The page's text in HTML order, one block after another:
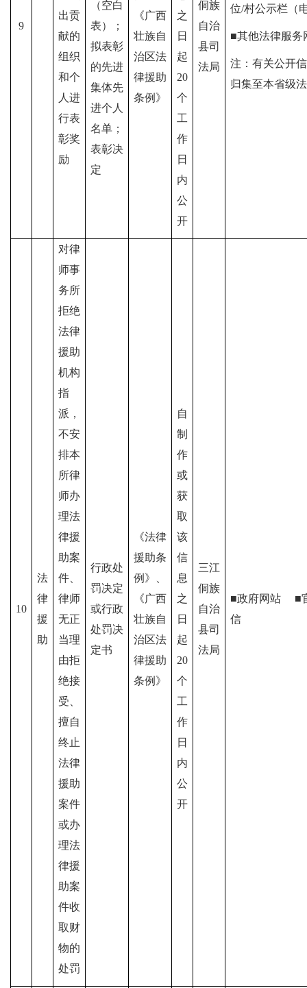
9
出贡
献的
组织
和个
人进
行表
彰奖
励
（空白
表）；
拟表彰
的先进
集体先
进个人
名单；
表彰决
定
《广西
壮族自
治区法
律援助
条例》
之
日
起
20
个
工
作
日
内
公
开
侗族
自治
县司
法局
位/村公示栏（
■其他法律服务
注：有关公开
归集至本省级
10
法
律
援
助
对律
师事
务所
拒绝
法律
援助
机构
指
派，
不安
排本
所律
师办
理法
律援
助案
件、
律师
无正
当理
由拒
绝接
受、
擅自
终止
法律
援助
案件
或办
理法
律援
助案
件收
取财
物的
处罚
行政处
罚决定
或行政
处罚决
定书
《法律
援助条
例》、
《广西
壮族自
治区法
律援助
条例》
自
制
作
或
获
取
该
信
息
之
日
起
20
个
工
作
日
内
公
开
三江
侗族
自治
县司
法局
■政府网站 ■
信